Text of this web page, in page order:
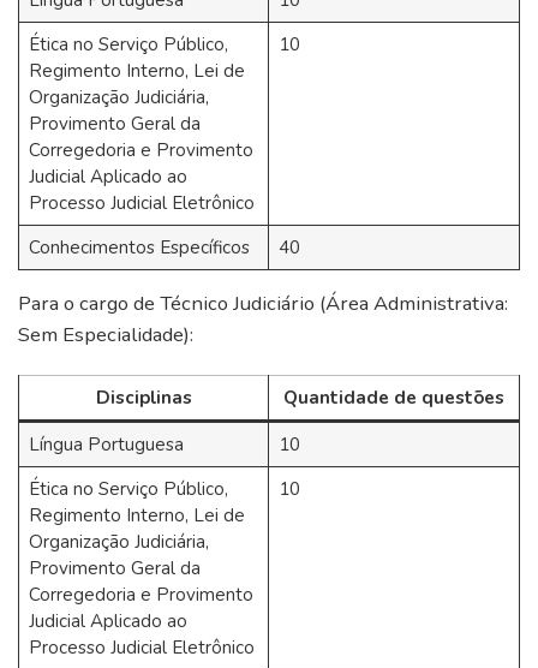
Ética no Serviço Público,
Regimento Interno, Lei de
Organização Judiciária,
Provimento Geral da
Corregedoria e Provimento
Judicial Aplicado ao
Processo Judicial Eletrônico
10
Conhecimentos Específicos 40
Para o cargo de Técnico Judiciário (Área Administrativa:
Sem Especialidade):
Disciplinas
Quantidade de questões
Língua Portuguesa
10
Ética no Serviço Público,
Regimento Interno, Lei de
Organização Judiciária,
Provimento Geral da
Corregedoria e Provimento
Judicial Aplicado ao
Processo Judicial Eletrônico
10